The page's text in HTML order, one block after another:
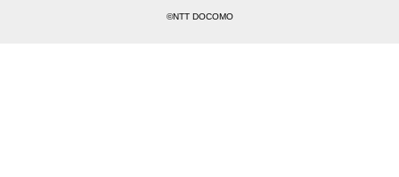
©NTT DOCOMO